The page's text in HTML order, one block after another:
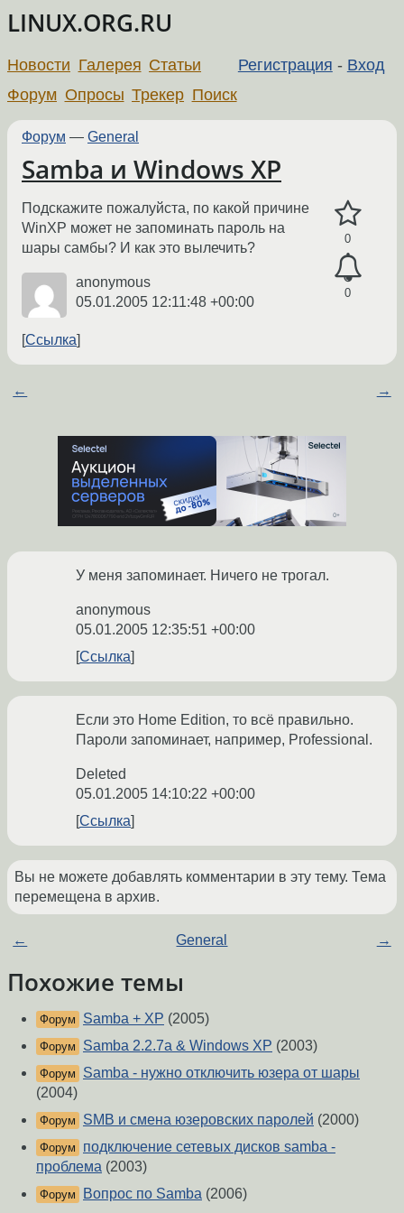
LINUX.ORG.RU
Регистрация - Вход
Новости Галерея Статьи
Форум Опросы Трекер Поиск
Форум — General
Samba и Windows XP
0
0
Подскажите пожалуйста, по какой причине
WinXP может не запоминать пароль на
шары самбы? И как это вылечить?
anonymous
05.01.2005 12:11:48 +00:00
Ссылка
← →
У меня запоминает. Ничего не трогал.
anonymous
05.01.2005 12:35:51 +00:00
Ссылка
Если это Home Edition, то всё правильно.
Пароли запоминает, например, Professional.
Deleted
05.01.2005 14:10:22 +00:00
Ссылка
Вы не можете добавлять комментарии в эту тему. Тема
перемещена в архив.
← General →
Похожие темы
Форум Samba + XP (2005)
Форум Samba 2.2.7a & Windows XP (2003)
Форум
Samba - нужно отключить юзера от шары
(2004)
Форум SMB и смена юзеровских паролей (2000)
Форум
подключение сетевых дисков samba -
проблема (2003)
Форум Вопрос по Samba (2006)